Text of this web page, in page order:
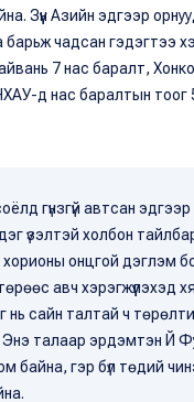
Зүүн Азийн эдгээр
чадсан гэдэгтээ
7 нас баралт,
д нас баралтын
гүнзгүй автсан
үзэлтэй холбон
онцгой дэглэм
авч хэрэгжүүлэхэд
нь сайн талтай ч
Энэ талаар эрдэмтэн Й
байна, гэр бүл төдий